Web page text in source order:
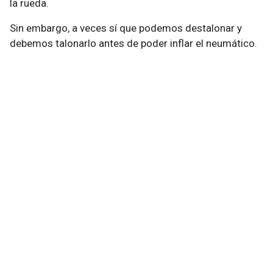
la rueda.
Sin embargo, a veces sí que podemos destalonar y
debemos talonarlo antes de poder inflar el neumático.